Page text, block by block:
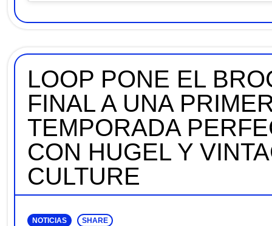
LOOP PONE EL
FINAL A UNA
TEMPORADA
CON HUGEL Y
CULTURE
NOTICIAS SHARE